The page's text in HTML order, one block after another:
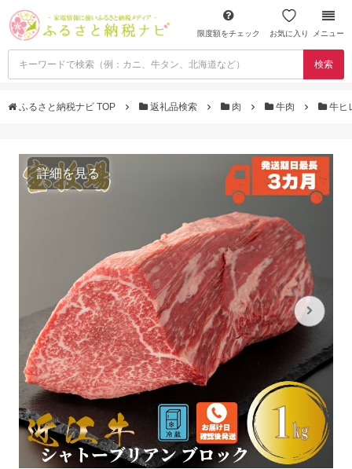
限度額をチェック お気に入り メニュー
検索
ふるさと納税ナビ TOP 返礼品検索 肉 牛肉 牛ヒ
詳細を見る